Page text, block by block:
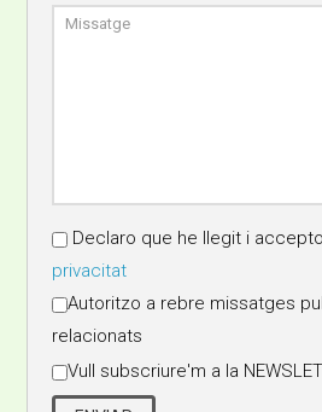
Declaro que he llegit i
privacitat
Autoritzo a rebre missatges
relacionats
Vull subscriure'm a la